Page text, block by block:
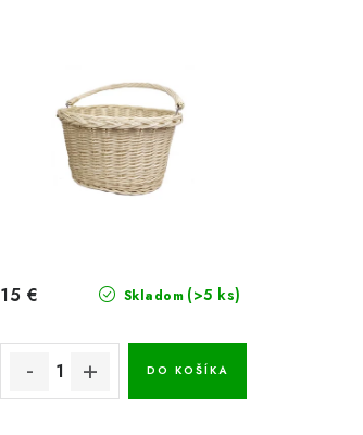
Skladom (>5 ks)
15 €
DO KOŠÍKA